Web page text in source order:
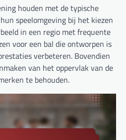
houden met de typische
speelomgeving bij het kiezen
in een regio met frequente
voor een bal die ontworpen is
verbeteren. Bovendien
van het oppervlak van de
te behouden.